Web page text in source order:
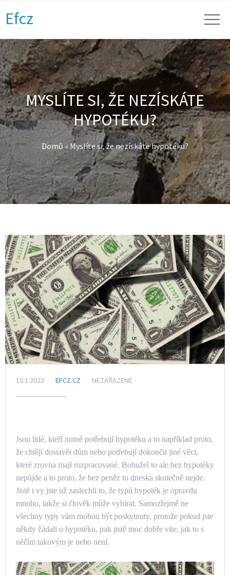
Efcz
MYSLÍTE SI, ŽE NEZÍSKÁTE
HYPOTÉKU?
Domů»Myslíte si, že nezískáte hypotéku?
10.1.2023 EFCZ.CZ NEZAŘAZENÉ
Jsou lidé, kteří nutně potřebují hypotéku a to například proto,
že chtějí dostavět dům nebo potřebují dokončit jiné věci,
které zrovna mají rozpracované. Bohužel to ale bez hypotéky
nepůjde a to proto, že bez peněz to dneska skutečně nejde.
Jistě i vy jste už zaslechli to, že typů hypoték je opravdu
mnoho, takže si člověk může vybírat. Samozřejmě ne
všechny typy vám mohou být poskytnuty, protože pokud jste
někdy žádali o hypotéku, pak jistě moc dobře víte, jak to s
něčím takovým je nebo není.